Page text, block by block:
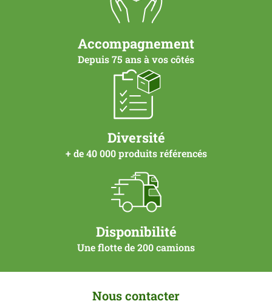
Accompagnement
Depuis 75 ans à vos côtés
Diversité
+ de 40 000 produits référencés
Disponibilité
Une flotte de 200 camions
Nous contacter